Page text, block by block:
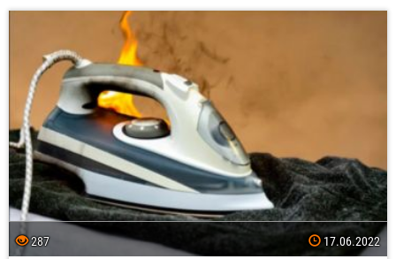
287 17.06.2022